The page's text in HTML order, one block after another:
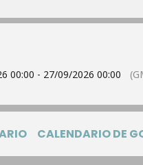
00:00 - 27/09/2026 00:00
CALENDARIO DE